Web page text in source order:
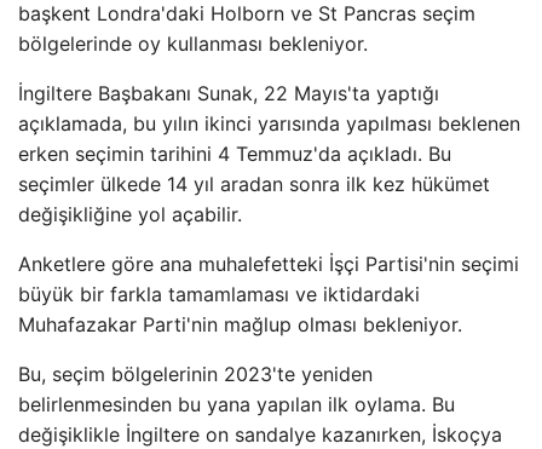
başkent Londra'daki Holborn ve St Pancras seçim
bölgelerinde oy kullanması bekleniyor.
İngiltere Başbakanı Sunak, 22 Mayıs'ta yaptığı
açıklamada, bu yılın ikinci yarısında yapılması beklenen
erken seçimin tarihini 4 Temmuz'da açıkladı. Bu
seçimler ülkede 14 yıl aradan sonra ilk kez hükümet
değişikliğine yol açabilir.
Anketlere göre ana muhalefetteki İşçi Partisi'nin seçimi
büyük bir farkla tamamlaması ve iktidardaki
Muhafazakar Parti'nin mağlup olması bekleniyor.
Bu, seçim bölgelerinin 2023'te yeniden
belirlenmesinden bu yana yapılan ilk oylama. Bu
değişiklikle İngiltere on sandalye kazanırken, İskoçya